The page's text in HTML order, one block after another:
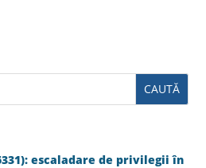
escaladare de privilegii în